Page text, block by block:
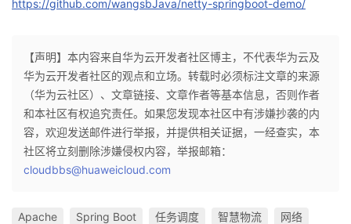
https://github.com/wangsbJava/netty-springboot-demo/
【声明】本内容来自华为云开发者社区博主，不代表华为云及
华为云开发者社区的观点和立场。转载时必须标注文章的来源
（华为云社区）、文章链接、文章作者等基本信息，否则作者
和本社区有权追究责任。如果您发现本社区中有涉嫌抄袭的内
容，欢迎发送邮件进行举报，并提供相关证据，一经查实，本
社区将立刻删除涉嫌侵权内容，举报邮箱：
cloudbbs@huaweicloud.com
Apache Spring Boot 任务调度 智慧物流 网络